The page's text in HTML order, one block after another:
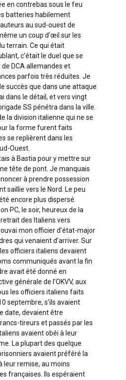
en contrebas sous le feu
batteries habilement
au sud-ouest de
un coup d’œil sur les
terrain. Ce qui était
c’était le duel que se
DCA allemandes et
parfois très réduites. Je
succès que dans une attaque
dans le détail, et vers vingt
SS pénétra dans la ville.
la division italienne qui ne se
la forme furent faits
se replièrent dans les
Ouest.
à Bastia pour y mettre sur
tête de pont. Je manquais
à prendre possession
saillie vers le Nord. Le peu
encore plus dispersé.
PC, le soir, heureux de la
des Italiens vers
mon officier d’état-major
qui venaient d’arriver. Sur
les officiers italiens devaient
communiqués avant la fin
avait été donné en
générale de l’OKVV, aux
les officiers italiens faits
septembre, s’ils avaient
date, devaient être
tireurs et passés par les
avaient obéi à leur
La plupart des quelque
avaient préféré la
leur remise, au moins
françaises. Ils espéraient